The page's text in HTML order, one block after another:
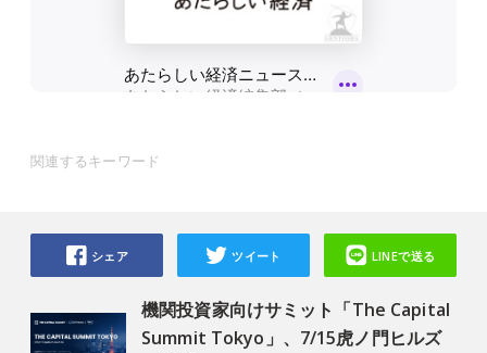
関連するキーワード
機関投資家向けサミット「The Capital
Summit Tokyo」、7/15虎ノ門ヒルズ
シェア ツイート LINEで送る